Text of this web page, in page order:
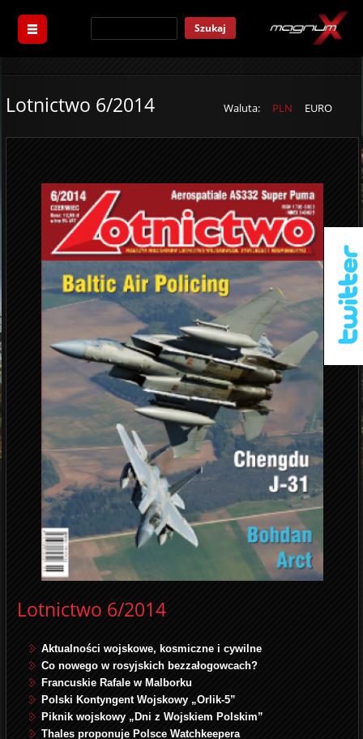
Szukaj
Waluta: PLN EURO
Lotnictwo 6/2014
Lotnictwo 6/2014
Aktualności wojskowe, kosmiczne i cywilne
Co nowego w rosyjskich bezzałogowcach?
Francuskie Rafale w Malborku
Polski Kontyngent Wojskowy „Orlik-5”
Piknik wojskowy „Dni z Wojskiem Polskim”
Thales proponuje Polsce Watchkeepera